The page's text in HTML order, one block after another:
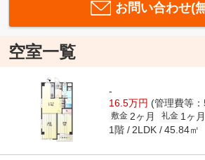
お問い合わせ(
空室一覧
-
16.5万円 (管理費等
敷金 2ヶ月 礼金 1ヶ月
1階 2LDK 45.84㎡